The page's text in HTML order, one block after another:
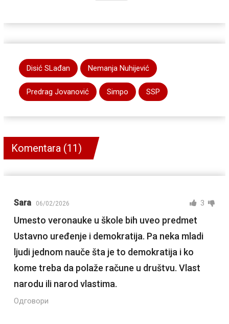
Disić SLađan Nemanja Nuhijević
Predrag Jovanović Simpo SSP
Komentara (11)
Sara 06/02/2026 3
Umesto veronauke u škole bih uveo predmet
Ustavno uređenje i demokratija. Pa neka mladi
ljudi jednom nauče šta je to demokratija i ko
kome treba da polaže račune u društvu. Vlast
narodu ili narod vlastima.
Одговори